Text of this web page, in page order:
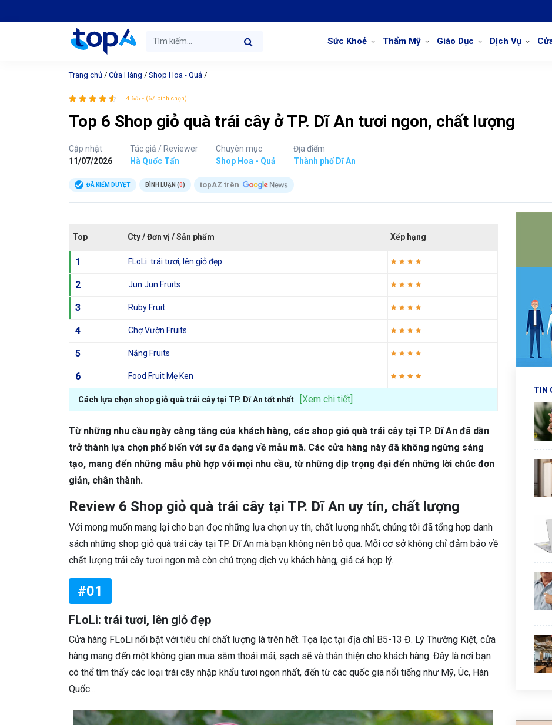
Sức Khoẻ Thẩm Mỹ Giáo Dục Dịch Vụ
Trang chủ / Cửa Hàng / Shop Hoa - Quả /
4.6/5 - (67 bình chọn)
Top 6 Shop giỏ quà trái cây ở TP. Dĩ An tươi ngon, chất lượng
Cập nhật
11/07/2026
Tác giả / Reviewer
Hà Quốc Tấn
Chuyên mục
Shop Hoa - Quả
Địa điểm
Thành phố Dĩ An
ĐÃ KIỂM DUYỆT BÌNH LUẬN (0) topAZ trên
Top Cty / Đơn vị / Sản phẩm Xếp hạng
1 FLoLi: trái tươi, lên giỏ đẹp
2 Jun Jun Fruits
3 Ruby Fruit
4 Chợ Vườn Fruits
5 Nắng Fruits
6 Food Fruit Mẹ Ken
Cách lựa chọn shop giỏ quà trái cây tại TP. Dĩ An tốt nhất [Xem chi tiết]
Từ những nhu cầu ngày càng tăng của khách hàng, các shop giỏ quà trái cây tại TP. Dĩ An đã dần
trở thành lựa chọn phổ biến với sự đa dạng về mẫu mã. Các cửa hàng này đã không ngừng sáng
tạo, mang đến những mẫu phù hợp với mọi nhu cầu, từ những dịp trọng đại đến những lời chúc đơn
giản, chân thành.
Review 6 Shop giỏ quà trái cây tại TP. Dĩ An uy tín, chất lượng
Với mong muốn mang lại cho bạn đọc những lựa chọn uy tín, chất lượng nhất, chúng tôi đã tổng hợp danh
sách những shop giỏ quà trái cây tại TP. Dĩ An mà bạn không nên bỏ qua. Mỗi cơ sở không chỉ đảm bảo về
chất lượng trái cây tươi ngon mà còn chú trọng dịch vụ khách hàng, giá cả hợp lý.
#01
FLoLi: trái tươi, lên giỏ đẹp
Cửa hàng FLoLi nổi bật với tiêu chí chất lượng là trên hết. Tọa lạc tại địa chỉ B5-13 Đ. Lý Thường Kiệt, cửa
hàng mang đến một không gian mua sắm thoải mái, sạch sẽ và thân thiện cho khách hàng. Đây là nơi bạn
có thể tìm thấy các loại trái cây nhập khẩu tươi ngon nhất, đến từ các quốc gia nổi tiếng như Mỹ, Úc, Hàn
Quốc…
TIN